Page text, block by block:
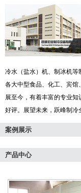
冷水（盐水）机、制冰机等
各大中型食品、化工、宾
展至今，有着丰富的专业
好评。展望未来，跃峰制冷
案例展示
产品中心